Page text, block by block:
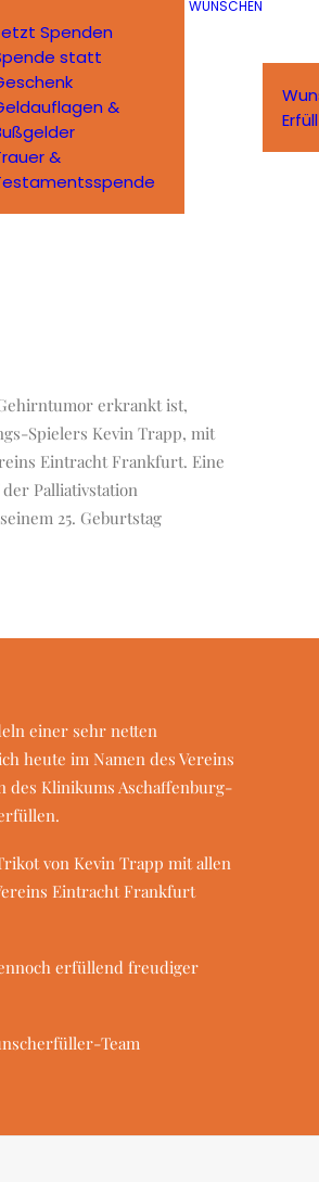
Spenden
statt
&
&
WÜNSCHEN
erkrankt ist,
Spielers Kevin Trapp, mit
Eintracht Frankfurt. Eine
Palliativstation
25. Geburtstag
einer sehr netten
heute im Namen des Vereins
des Klinikums Aschaffenburg-
von Kevin Trapp mit allen
Eintracht Frankfurt
erfüllend freudiger
Team